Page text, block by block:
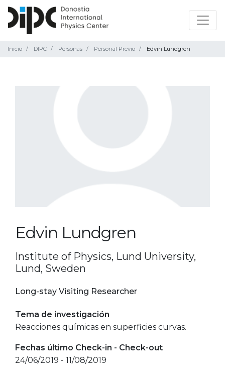
Inicio DIPC Personas Personal Previo Edvin Lundgren
Edvin Lundgren
Institute of Physics, Lund University,
Lund, Sweden
Long-stay Visiting Researcher
Tema de investigación
Reacciones químicas en superficies curvas.
Fechas último Check-in - Check-out
24/06/2019 - 11/08/2019